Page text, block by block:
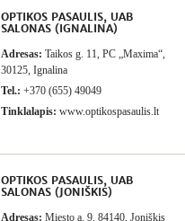
OPTIKOS PASAULIS, UAB
SALONAS (IGNALINA)
Adresas: Taikos g. 11, PC „Maxima“,
30125, Ignalina
Tel.: +370 (655) 49049
Tinklalapis: www.optikospasaulis.lt
OPTIKOS PASAULIS, UAB
SALONAS (JONIŠKIS)
Adresas: Miesto a. 9, 84140, Joniškis